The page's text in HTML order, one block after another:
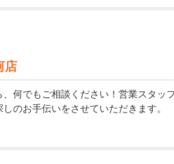
店
何でもご相談ください！営業スタッ
のお手伝いをさせていただきます。